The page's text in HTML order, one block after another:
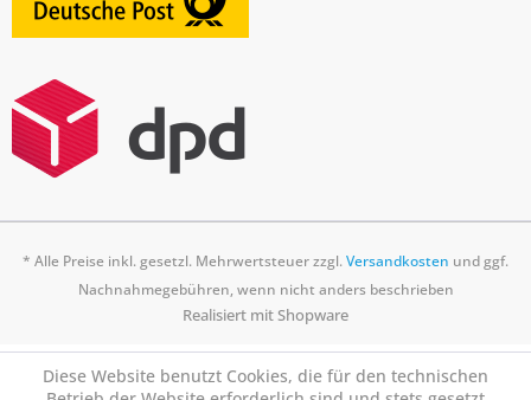
* Alle Preise inkl. gesetzl. Mehrwertsteuer zzgl.Versandkosten und ggf.
Nachnahmegebühren, wenn nicht anders beschrieben
Realisiert mit Shopware
Diese Website benutzt Cookies, die für den technischen